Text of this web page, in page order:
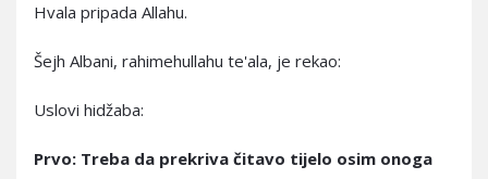
Hvala pripada Allahu.
Šejh Albani, rahimehullahu te'ala, je rekao:
Uslovi hidžaba:
Prvo: Treba da prekriva čitavo tijelo osim onoga